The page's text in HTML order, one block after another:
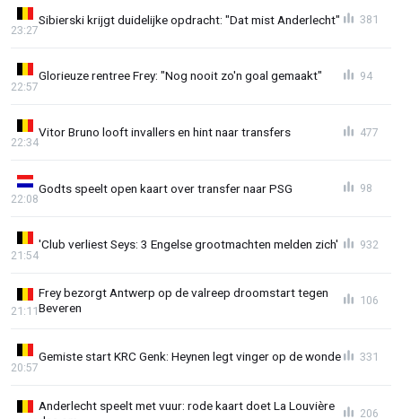
Sibierski krijgt duidelijke opdracht: "Dat mist Anderlecht"
23:27
381
Glorieuze rentree Frey: "Nog nooit zo'n goal gemaakt"
22:57
94
Vitor Bruno looft invallers en hint naar transfers
22:34
477
Godts speelt open kaart over transfer naar PSG
22:08
98
'Club verliest Seys: 3 Engelse grootmachten melden zich'
21:54
932
Frey bezorgt Antwerp op de valreep droomstart tegen
Beveren
21:11
106
Gemiste start KRC Genk: Heynen legt vinger op de wonde
20:57
331
Anderlecht speelt met vuur: rode kaart doet La Louvière
206